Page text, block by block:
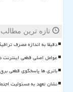
تازه ترین
دقیقا به اندازه مصرف
عوامل اصلی قطعی اینترنت
باتری ها پاسخگوی قطعی
نشان تعهد به مسئولیت